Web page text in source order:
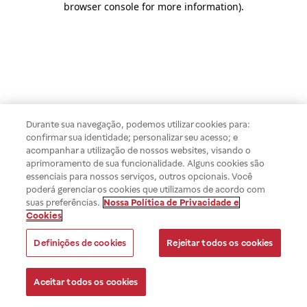
browser console for more information).
Durante sua navegação, podemos utilizar cookies para:
confirmar sua identidade; personalizar seu acesso; e
acompanhar a utilização de nossos websites, visando o
aprimoramento de sua funcionalidade. Alguns cookies são
essenciais para nossos serviços, outros opcionais. Você
poderá gerenciar os cookies que utilizamos de acordo com
suas preferências. Nossa Política de Privacidade e
Cookies
Definições de cookies Rejeitar todos os cookies
Aceitar todos os cookies